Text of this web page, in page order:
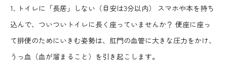
1. トイレに「長居」しない（目安は3分以内） スマホや本を持ち
込んで、ついついトイレに長く座っていませんか？ 便座に座っ
て排便のためにいきむ姿勢は、肛門の血管に大きな圧力をかけ、
うっ血（血が溜まること）を引き起こします。